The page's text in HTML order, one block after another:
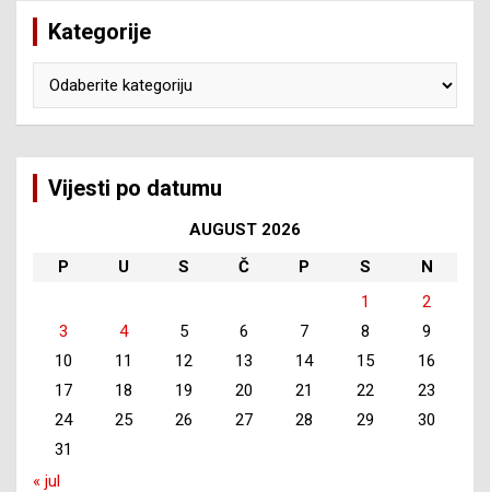
Kategorije
Vijesti po datumu
AUGUST 2026
P
U S Č P S
N
1
2
3
4 5 6 7 8
9
10
11 12 13 14 15
16
17
18 19 20 21 22
23
24
25 26 27 28 29
30
31
« jul